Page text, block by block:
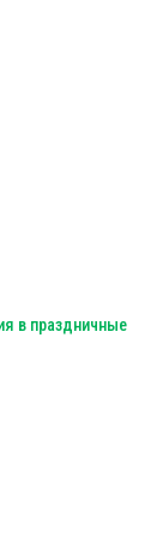
в праздничные